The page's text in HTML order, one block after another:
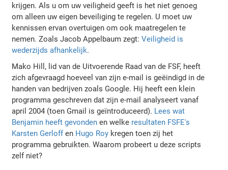
krijgen. Als u om uw veiligheid geeft is het niet genoeg
om alleen uw eigen beveiliging te regelen. U moet uw
kennissen ervan overtuigen om ook maatregelen te
nemen. Zoals Jacob Appelbaum zegt:Veiligheid is
wederzijds afhankelijk.
Mako Hill, lid van de Uitvoerende Raad van de FSF, heeft
zich afgevraagd hoeveel van zijn e-mail is geëindigd in de
handen van bedrijven zoals Google. Hij heeft een klein
programma geschreven dat zijn e-mail analyseert vanaf
april 2004 (toen Gmail is geïntroduceerd). Lees wat
Benjamin heeft gevonden en welke resultaten FSFE's
Karsten Gerloffen Hugo Roy kregen toen zij het
programma gebruikten. Waarom probeert u deze scripts
zelf niet?